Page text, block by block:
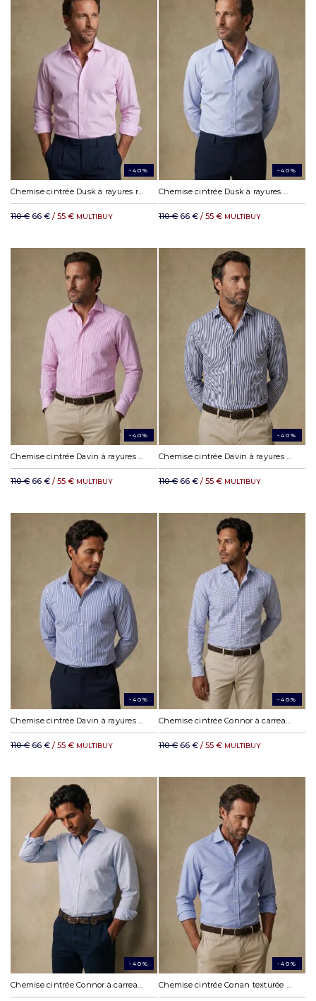
-40%
Chemise cintrée Dusk à rayures rose
110 € 66 € / 55 € MULTIBUY
-40%
Chemise cintrée Dusk à rayures ciel
110 € 66 € / 55 € MULTIBUY
-40%
110 € 66 € / 55 € MULTIBUY
-40%
110 € 66 € / 55 € MULTIBUY
-40%
Chemise cintrée Davin à rayures bleues
110 € 66 € / 55 € MULTIBUY
-40%
Chemise cintrée Connor à carreaux bleus
110 € 66 € / 55 € MULTIBUY
-40%
Chemise cintrée Connor à carreaux ciel
-40%
Chemise cintrée Conan texturée ciel